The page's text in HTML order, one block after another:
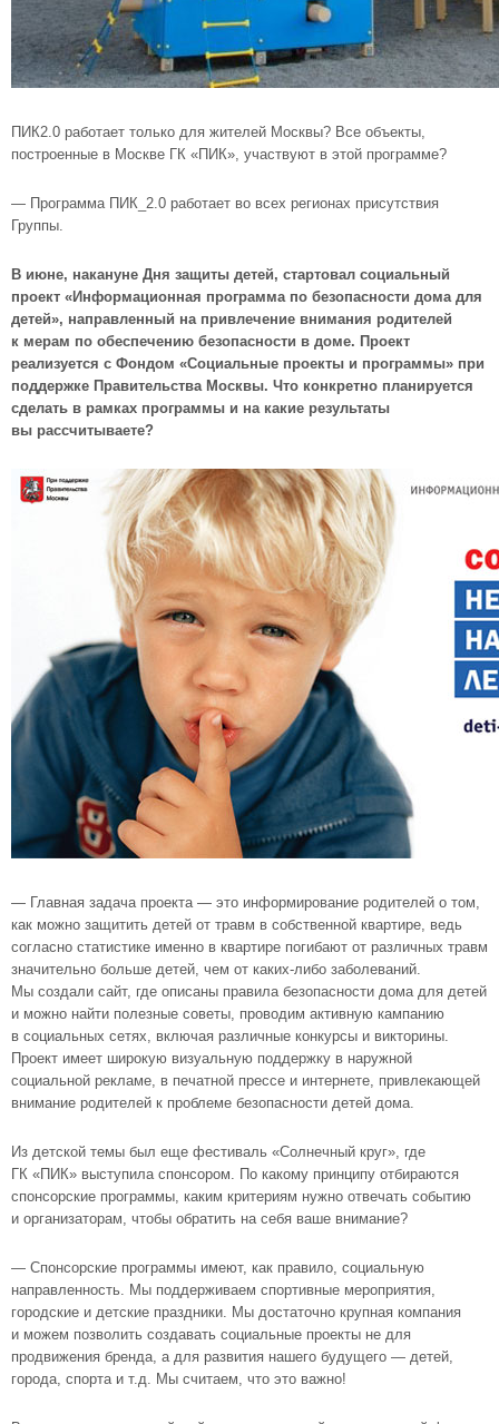
ПИК2.0 работает только для жителей Москвы? Все объекты,
построенные в Москве ГК «ПИК», участвуют в этой программе?
— Программа ПИК_2.0 работает во всех регионах присутствия
Группы.
В июне, накануне Дня защиты детей, стартовал социальный
проект «Информационная программа по безопасности дома для
детей», направленный на привлечение внимания родителей
к мерам по обеспечению безопасности в доме. Проект
реализуется с Фондом «Социальные проекты и программы» при
поддержке Правительства Москвы. Что конкретно планируется
сделать в рамках программы и на какие результаты
вы рассчитываете?
— Главная задача проекта — это информирование родителей о том,
как можно защитить детей от травм в собственной квартире, ведь
согласно статистике именно в квартире погибают от различных травм
значительно больше детей, чем от каких-либо заболеваний.
Мы создали сайт, где описаны правила безопасности дома для детей
и можно найти полезные советы, проводим активную кампанию
в социальных сетях, включая различные конкурсы и викторины.
Проект имеет широкую визуальную поддержку в наружной
социальной рекламе, в печатной прессе и интернете, привлекающей
внимание родителей к проблеме безопасности детей дома.
Из детской темы был еще фестиваль «Солнечный круг», где
ГК «ПИК» выступила спонсором. По какому принципу отбираются
спонсорские программы, каким критериям нужно отвечать событию
и организаторам, чтобы обратить на себя ваше внимание?
— Спонсорские программы имеют, как правило, социальную
направленность. Мы поддерживаем спортивные мероприятия,
городские и детские праздники. Мы достаточно крупная компания
и можем позволить создавать социальные проекты не для
продвижения бренда, а для развития нашего будущего — детей,
города, спорта и т.д. Мы считаем, что это важно!